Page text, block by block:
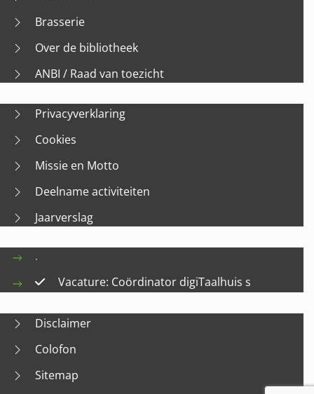
Brasserie
Over de bibliotheek
ANBI / Raad van toezicht
Privacyverklaring
Cookies
Missie en Motto
Deelname activiteiten
Jaarverslag
.
Vacature: Coördinator digiTaalhuis s
Disclaimer
Colofon
Sitemap